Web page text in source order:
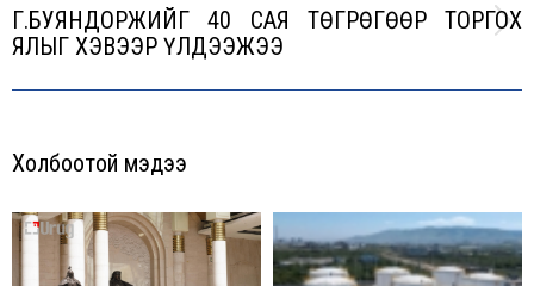
Next
Г.БУЯНДОРЖИЙГ 40 САЯ ТӨГРӨГӨӨР ТОРГОХ
ЯЛЫГ ХЭВЭЭР ҮЛДЭЭЖЭЭ
Холбоотой мэдээ